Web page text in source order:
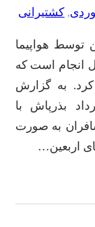
, کشتیرانی
زائر اربعین توسط هواپیما
انجام است که
کرد. به گزارش
بذرپاش با
نفر از مسافران به صورت
اربعین…